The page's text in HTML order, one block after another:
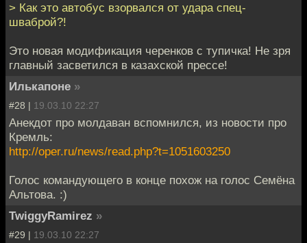
> Как это автобус взорвался от удара спец-
шваброй?!
Это новая модификация черенков с тупичка! Не зря
главный засветился в казахской прессе!
Илькапоне »
#28 | 19.03.10 22:27
Анекдот про молдаван вспомнился, из новости про
Кремль:
http://oper.ru/news/read.php?t=1051603250
Голос командующего в конце похож на голос Семёна
Альтова. :)
TwiggyRamirez »
#29 | 19.03.10 22:27